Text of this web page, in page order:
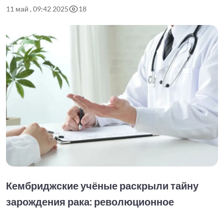
11 май , 09:42 2025 18
Кембриджские учёные раскрыли тайну
зарождения рака: революционное